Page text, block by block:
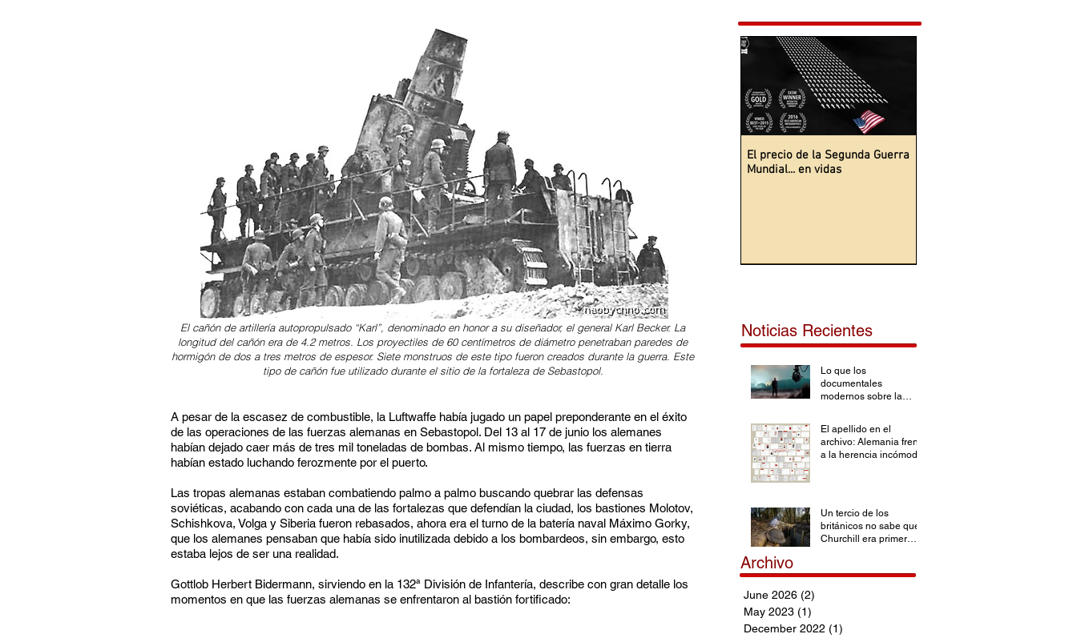
El cañón de artillería autopropulsado “Karl”, denominado en honor a su diseñador, el general Karl Becker. La
longitud del cañón era de 4.2 metros. Los proyectiles de 60 centímetros de diámetro penetraban paredes de
hormigón de dos a tres metros de espesor. Siete monstruos de este tipo fueron creados durante la guerra. Este
tipo de cañón fue utilizado durante el sitio de la fortaleza de Sebastopol.
A pesar de la escasez de combustible, la Luftwaffe había jugado un papel preponderante en el éxito
de las operaciones de las fuerzas alemanas en Sebastopol. Del 13 al 17 de junio los alemanes
habían dejado caer más de tres mil toneladas de bombas. Al mismo tiempo, las fuerzas en tierra
habían estado luchando ferozmente por el puerto.
Las tropas alemanas estaban combatiendo palmo a palmo buscando quebrar las defensas
soviéticas, acabando con cada una de las fortalezas que defendían la ciudad, los bastiones Molotov,
Schishkova, Volga y Siberia fueron rebasados, ahora era el turno de la batería naval Máximo Gorky,
que los alemanes pensaban que había sido inutilizada debido a los bombardeos, sin embargo, esto
estaba lejos de ser una realidad.
Gottlob Herbert Bidermann, sirviendo en la 132ª División de Infantería, describe con gran detalle los
momentos en que las fuerzas alemanas se enfrentaron al bastión fortificado:
El precio de la Segunda Guerra
Mundial... en vidas
Noticias Recientes
Lo que los
documentales
modernos sobre la
El apellido en el
archivo: Alemania frente
a la herencia incómoda
Un tercio de los
británicos no sabe que
Churchill era primer
Archivo
June 2026 (2)
May 2023 (1)
December 2022 (1)